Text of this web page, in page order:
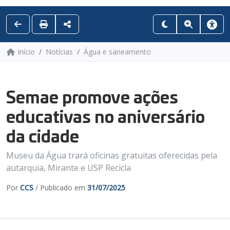
Início Notícias Água e saneamento
Semae promove ações
educativas no aniversário
da cidade
Museu da Água trará oficinas gratuitas oferecidas pela
autarquia, Mirante e USP Recicla
Por CCS / Publicado em 31/07/2025